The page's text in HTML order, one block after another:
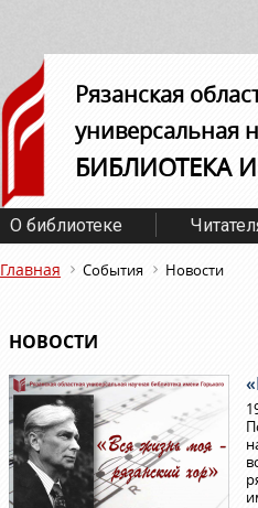
Рязанская
универсальная
БИБЛИОТЕКА
О библиотеке
Главная События Новости
НОВОСТИ